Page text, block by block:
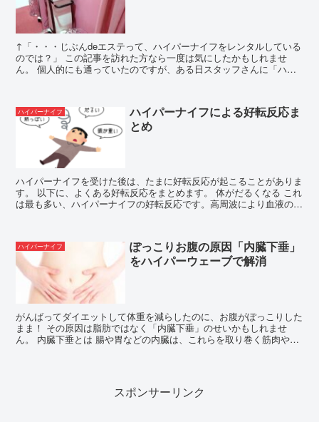
↑「・・・じぶんdeエステって、ハイパーナイフをレンタルしている
のでは？」 この記事を訪れた方なら一度は気にしたかもしれませ
ん。 個人的にも通っていたのですが、ある日スタッフさんに「ハイ
ハイパーナイフ
ハイパーナイフによる好転反応ま
とめ
ハイパーナイフを受けた後は、たまに好転反応が起こることがありま
す。 以下に、よくある好転反応をまとめます。 体がだるくなる これ
は最も多い、ハイパーナイフの好転反応です。高周波により血液の流
ハイパーナイフ
ぽっこりお腹の原因「内臓下垂」
をハイパーウェーブで解消
がんばってダイエットして体重を減らしたのに、お腹がぽっこりした
まま！ その原因は脂肪ではなく「内臓下垂」のせいかもしれませ
ん。 内臓下垂とは 腸や胃などの内臓は、これらを取り巻く筋肉や腹
スポンサーリンク